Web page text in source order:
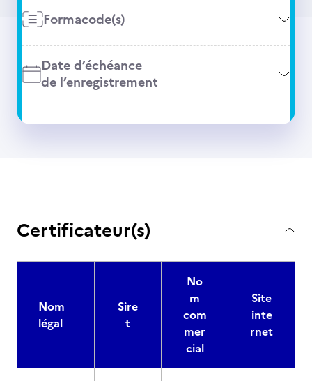
Formacode(s)
Date d’échéance
de l’enregistrement
Certificateur(s)
Nom
légal
Sire
t
No
m
com
mer
cial
Site
inte
rnet